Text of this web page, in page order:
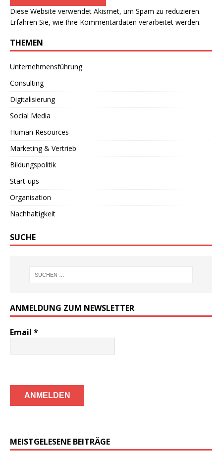
Diese Website verwendet Akismet, um Spam zu reduzieren.
Erfahren Sie, wie Ihre Kommentardaten verarbeitet werden.
THEMEN
Unternehmensführung
Consulting
Digitalisierung
Social Media
Human Resources
Marketing & Vertrieb
Bildungspolitik
Start-ups
Organisation
Nachhaltigkeit
SUCHE
ANMELDUNG ZUM NEWSLETTER
Email *
MEISTGELESENE BEITRÄGE